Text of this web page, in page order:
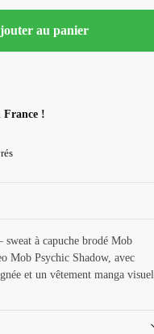
au panier
France !
à capuche brodé Mob
Mob Psychic Shadow, avec
et un vêtement manga visuel,